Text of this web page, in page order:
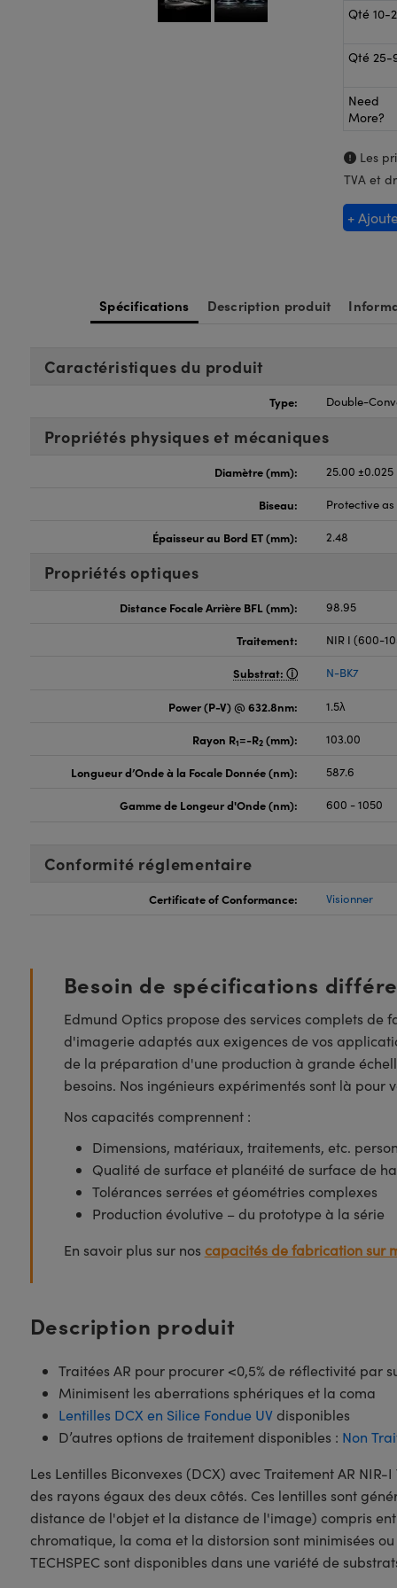
Qté 10-
Qté 25-
Need
More?
Les
TVA et
+
Spécifications Description produit
Caractéristiques du produit
Type: Double-
Propriétés physiques et mécaniques
Diamètre (mm): 25.00 ±0.025
Biseau: Protective as
Épaisseur au Bord ET (mm): 2.48
Propriétés optiques
Distance Focale Arrière BFL (mm): 98.95
Traitement: NIR I (600-
Substrat: N-BK7
Power (P-V) @ 632.8nm: 1.5λ
Rayon R1=-R2 (mm): 103.00
Longueur d’Onde à la Focale Donnée (nm): 587.6
Gamme de Longeur d'Onde (nm): 600 - 1050
Conformité réglementaire
Certificate of Conformance: Visionner
Besoin de spécifications
Edmund Optics propose des services complets
d'imagerie adaptés aux exigences de vos
de la préparation d'une production à grande
besoins. Nos ingénieurs expérimentés sont là
Nos capacités comprennent :
Dimensions, matériaux, traitements, etc.
Qualité de surface et planéité de surface de
Tolérances serrées et géométries complexes
Production évolutive – du prototype à la série
En savoir plus sur nos capacités de fabrication sur
Description produit
Traitées AR pour procurer <0,5% de réflectivité par
Minimisent les aberrations sphériques et la coma
Lentilles DCX en Silice Fondue UVdisponibles
D’autres options de traitement disponibles : Non
Les Lentilles Biconvexes (DCX) avec Traitement AR NIR-I
des rayons égaux des deux côtés. Ces lentilles sont
distance de l'objet et la distance de l'image) compris
chromatique, la coma et la distorsion sont minimisées
TECHSPEC sont disponibles dans une variété de